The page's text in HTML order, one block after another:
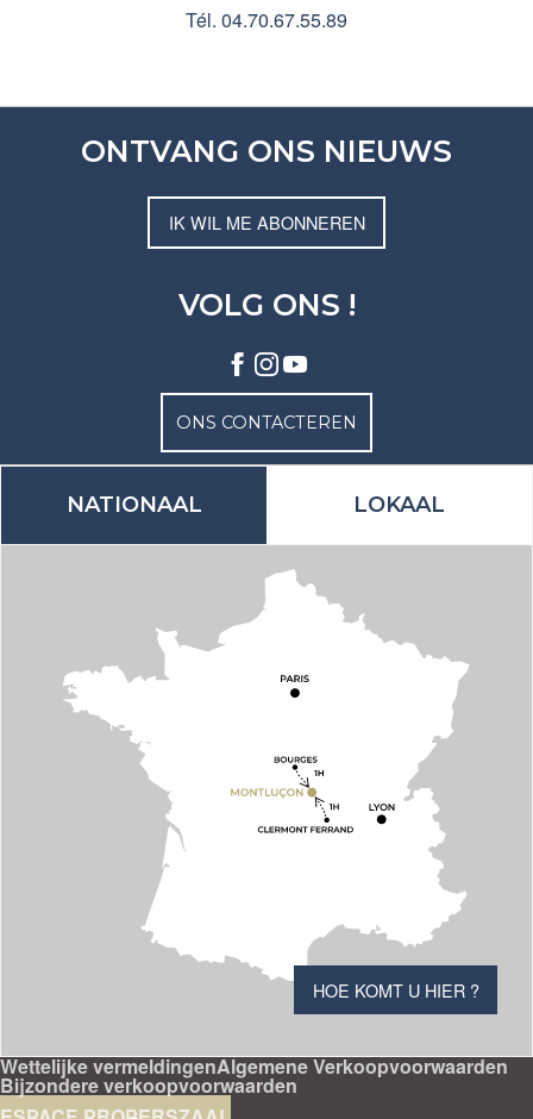
Tél. 04.70.67.55.89
ONTVANG ONS NIEUWS
IK WIL ME ABONNEREN
VOLG ONS !
ONS CONTACTEREN
NATIONAAL LOKAAL
HOE KOMT U HIER ?
Wettelijke vermeldingenAlgemene Verkoopvoorwaarden
Bijzondere verkoopvoorwaarden